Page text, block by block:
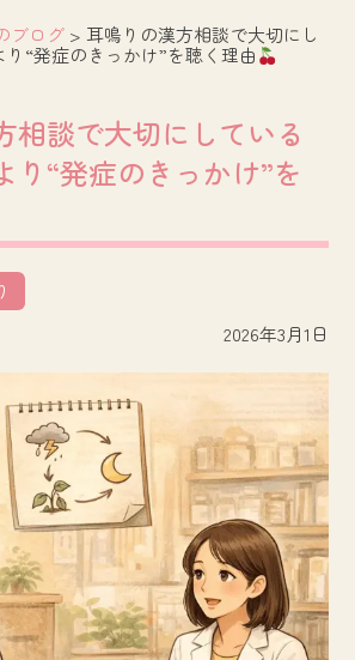
ブログ > 耳鳴りの漢方相談で大切にし
“発症のきっかけ”を聴く理由
相談で大切にしている
り“発症のきっかけ”を
2026年3月1日